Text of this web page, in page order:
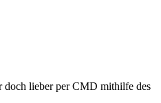
doch lieber per CMD mithilfe des